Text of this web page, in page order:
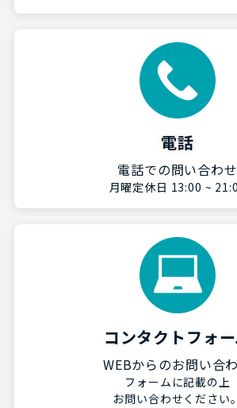
電話
電話での問い合わせ
月曜定休日 13:00 ~
コンタクトフォ
WEBからのお問い合
フォームに記載の上
お問い合わせください。